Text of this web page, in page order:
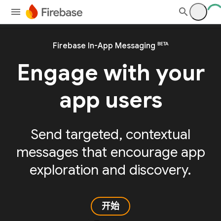
Firebase In-App Messaging BETA
Engage with your
app users
Send targeted, contextual
messages that encourage app
exploration and discovery.
开始